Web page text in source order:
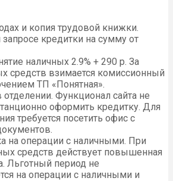
и копия трудовой книжки.
кредитки на сумму от
наличных 2.9% + 290 р. За
средств взимается комиссионный
ТП «Понятная».
Функционал сайта не
оформить кредитку. Для
требуется посетить офис с
на операции с наличными. При
средств действует повышенная
Льготный период не
на операции с наличными и